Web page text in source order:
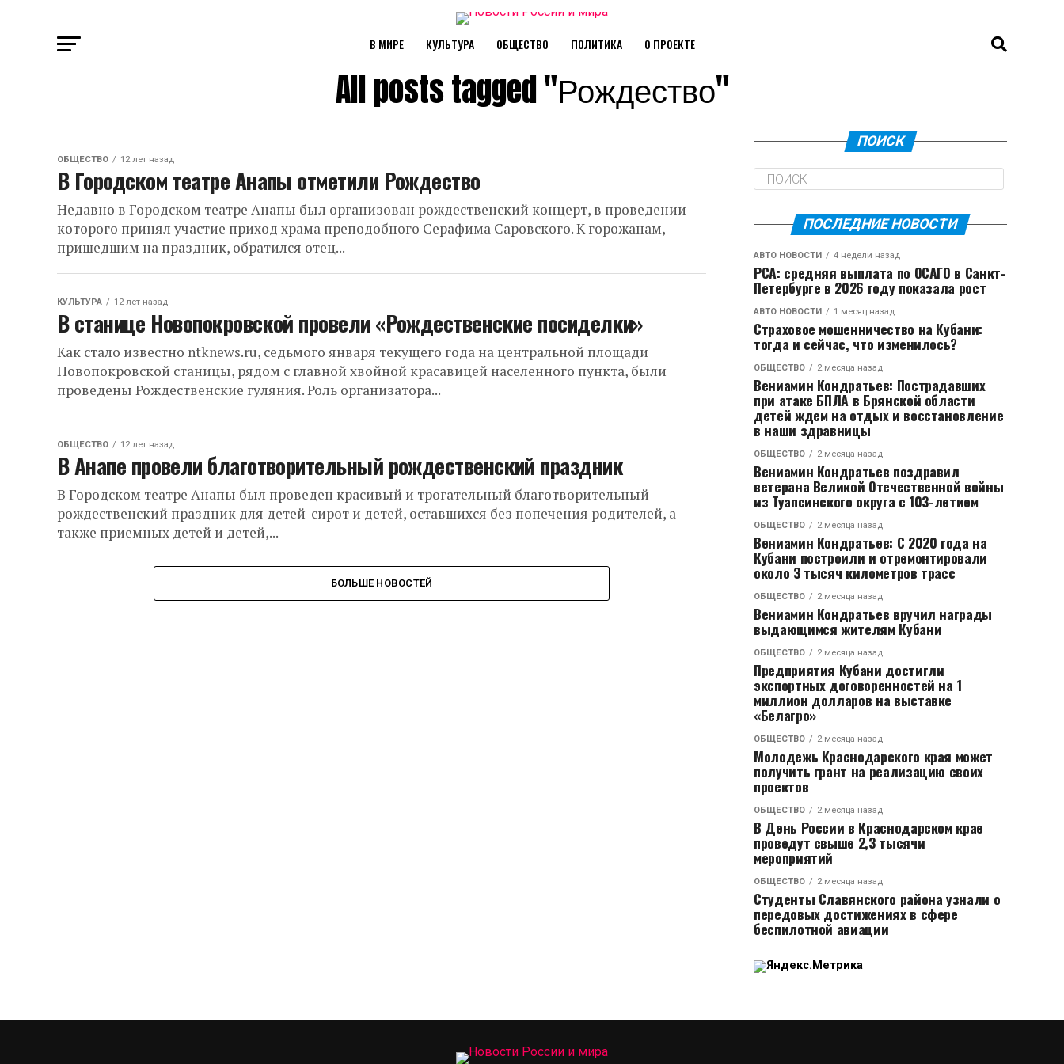
В МИРЕ КУЛЬТУРА ОБЩЕСТВО ПОЛИТИКА О ПРОЕКТЕ
All posts tagged "Рождество"
ОБЩЕСТВО 12 лет назад
В Городском театре Анапы отметили Рождество
Недавно в Городском театре Анапы был организован рождественский концерт, в проведении
которого принял участие приход храма преподобного Серафима Саровского. К горожанам,
пришедшим на праздник, обратился отец...
КУЛЬТУРА 12 лет назад
В станице Новопокровской провели «Рождественские посиделки»
Как стало известно ntknews.ru, седьмого января текущего года на центральной площади
Новопокровской станицы, рядом с главной хвойной красавицей населенного пункта, были
проведены Рождественские гуляния. Роль организатора...
ОБЩЕСТВО 12 лет назад
В Анапе провели благотворительный рождественский праздник
В Городском театре Анапы был проведен красивый и трогательный благотворительный
рождественский праздник для детей-сирот и детей, оставшихся без попечения родителей, а
также приемных детей и детей,...
БОЛЬШЕ НОВОСТЕЙ
ПОИСК
ПОСЛЕДНИЕ НОВОСТИ
АВТО НОВОСТИ 4 недели назад
РСА: средняя выплата по ОСАГО в Санкт-
Петербурге в 2026 году показала рост
АВТО НОВОСТИ 1 месяц назад
Страховое мошенничество на Кубани:
тогда и сейчас, что изменилось?
ОБЩЕСТВО 2 месяца назад
Вениамин Кондратьев: Пострадавших
при атаке БПЛА в Брянской области
детей ждем на отдых и восстановление
в наши здравницы
ОБЩЕСТВО 2 месяца назад
Вениамин Кондратьев поздравил
ветерана Великой Отечественной войны
из Туапсинского округа с 103-летием
ОБЩЕСТВО 2 месяца назад
Вениамин Кондратьев: С 2020 года на
Кубани построили и отремонтировали
около 3 тысяч километров трасс
ОБЩЕСТВО 2 месяца назад
Вениамин Кондратьев вручил награды
выдающимся жителям Кубани
ОБЩЕСТВО 2 месяца назад
Предприятия Кубани достигли
экспортных договоренностей на 1
миллион долларов на выставке
«Белагро»
ОБЩЕСТВО 2 месяца назад
Молодежь Краснодарского края может
получить грант на реализацию своих
проектов
ОБЩЕСТВО 2 месяца назад
В День России в Краснодарском крае
проведут свыше 2,3 тысячи
мероприятий
ОБЩЕСТВО 2 месяца назад
Студенты Славянского района узнали о
передовых достижениях в сфере
беспилотной авиации